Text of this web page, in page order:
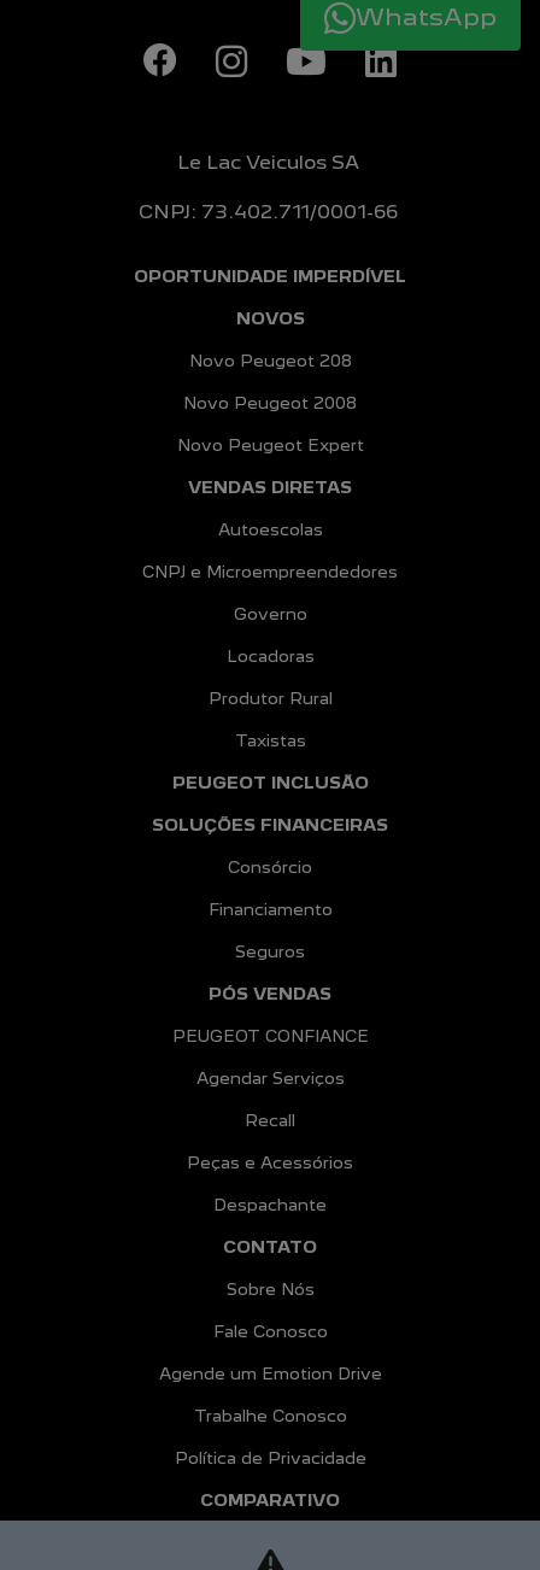
Le Lac Veiculos SA
CNPJ: 73.402.711/0001-66
OPORTUNIDADE IMPERDÍVEL
NOVOS
Novo Peugeot 208
Novo Peugeot 2008
Novo Peugeot Expert
VENDAS DIRETAS
Autoescolas
CNPJ e Microempreendedores
Governo
Locadoras
Produtor Rural
Taxistas
PEUGEOT INCLUSÃO
SOLUÇÕES FINANCEIRAS
Consórcio
Financiamento
Seguros
PÓS VENDAS
PEUGEOT CONFIANCE
Agendar Serviços
Recall
Peças e Acessórios
Despachante
CONTATO
Sobre Nós
Fale Conosco
Agende um Emotion Drive
Trabalhe Conosco
Política de Privacidade
COMPARATIVO
WhatsApp